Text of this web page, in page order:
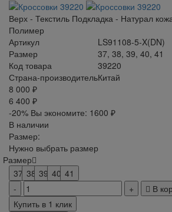
Верх - Текстиль Подкладка - Натурал
Полимер
Артикул
LS91108-5-X(DN)
Размер
37, 38, 39, 40, 41
Код товара
39220
Страна-производительКитай
8 000 ₽
6 400 ₽
-20% Вы экономите: 1600 ₽
В наличии
Размер:
Нужно выбрать размер
Размер
37 38 39 40 41
В
Купить в 1 клик